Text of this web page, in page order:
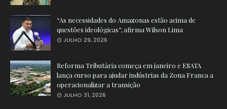
“As necessidades do Amazonas estão acima de
questões ideológicas”, afirma Wilson Lima
JULHO 29, 2026
Reforma Tributária começa em janeiro e ESATA
lança curso para ajudar indústrias da Zona Franca a
operacionalizar a transição
JULHO 31, 2026